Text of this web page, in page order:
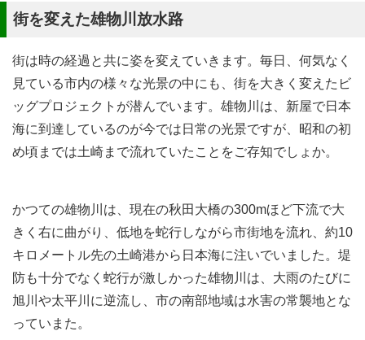
街を変えた雄物川放水路
街は時の経過と共に姿を変えていきます。毎日、何気なく
見ている市内の様々な光景の中にも、街を大きく変えたビ
ッグプロジェクトが潜んでいます。雄物川は、新屋で日本
海に到達しているのが今では日常の光景ですが、昭和の初
め頃までは土崎まで流れていたことをご存知でしょか。
かつての雄物川は、現在の秋田大橋の300mほど下流で大
きく右に曲がり、低地を蛇行しながら市街地を流れ、約10
キロメートル先の土崎港から日本海に注いでいました。堤
防も十分でなく蛇行が激しかった雄物川は、大雨のたびに
旭川や太平川に逆流し、市の南部地域は水害の常襲地とな
っていまた。